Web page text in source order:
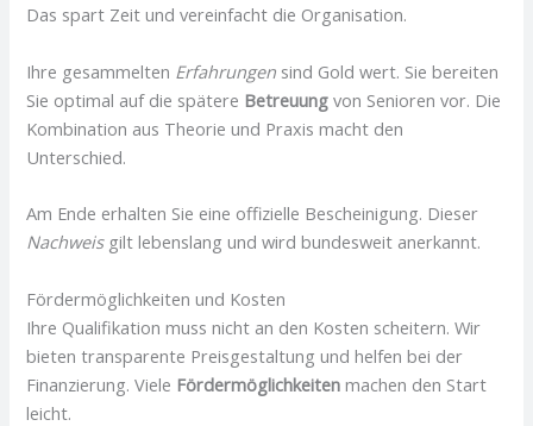
Das spart Zeit und vereinfacht die Organisation.
Ihre gesammelten Erfahrungen sind Gold wert. Sie bereiten
Sie optimal auf die spätere Betreuung von Senioren vor. Die
Kombination aus Theorie und Praxis macht den
Unterschied.
Am Ende erhalten Sie eine offizielle Bescheinigung. Dieser
Nachweisgilt lebenslang und wird bundesweit anerkannt.
Fördermöglichkeiten und Kosten
Ihre Qualifikation muss nicht an den Kosten scheitern. Wir
bieten transparente Preisgestaltung und helfen bei der
Finanzierung. Viele Fördermöglichkeiten machen den Start
leicht.